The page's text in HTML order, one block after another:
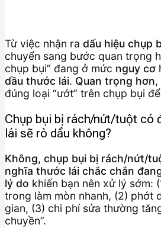
Từ việc nhận ra dấu hiệu chụp
chuyển sang bước quan trọng
chụp bụi” đang ở mức nguy cơ
dầu thước lái. Quan trọng hơn
đúng loại “ướt” trên chụp bụi
Chụp bụi bị rách/nứt/tuột có
lái sẽ rò dầu không?
Không, chụp bụi bị rách/nứt/
nghĩa thước lái chắc chắn
lý do khiến bạn nên xử lý sớm:
trong làm mòn nhanh, (2) phớt
gian, (3) chi phí sửa thường
chuyền”.